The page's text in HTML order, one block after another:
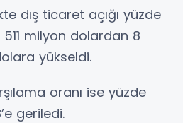
dış ticaret açığı yüzde
milyon dolardan 8
yükseldi.
oranı ise yüzde
geriledi.